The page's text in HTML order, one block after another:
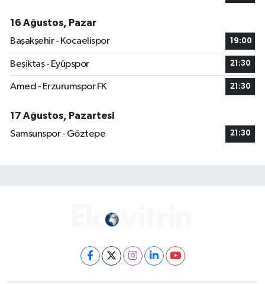
16 Ağustos, Pazar
Başakşehir - Kocaelispor
19:00
Beşiktaş - Eyüpspor 21:30
Amed - Erzurumspor FK 21:30
17 Ağustos, Pazartesi
Samsunspor - Göztepe
21:30